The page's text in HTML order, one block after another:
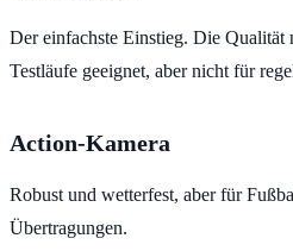
Der einfachste Einstieg. Die Qualität
Testläufe geeignet, aber nicht für
Action-Kamera
Robust und wetterfest, aber für
Übertragungen.